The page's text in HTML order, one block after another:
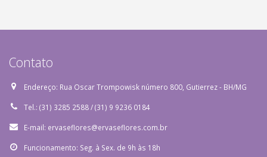
Contato
Endereço: Rua Oscar Trompowisk número 800, Gutierrez - BH/MG
Tel.: (31) 3285 2588 / (31) 9 9236 0184
E-mail: ervaseflores@ervaseflores.com.br
Funcionamento: Seg. à Sex. de 9h às 18h